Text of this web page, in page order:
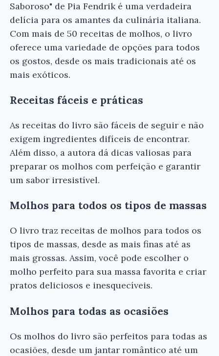
Saboroso" de Pia Fendrik é uma verdadeira
delícia para os amantes da culinária italiana.
Com mais de 50 receitas de molhos, o livro
oferece uma variedade de opções para todos
os gostos, desde os mais tradicionais até os
mais exóticos.
Receitas fáceis e práticas
As receitas do livro são fáceis de seguir e não
exigem ingredientes difíceis de encontrar.
Além disso, a autora dá dicas valiosas para
preparar os molhos com perfeição e garantir
um sabor irresistível.
Molhos para todos os tipos de massas
O livro traz receitas de molhos para todos os
tipos de massas, desde as mais finas até as
mais grossas. Assim, você pode escolher o
molho perfeito para sua massa favorita e criar
pratos deliciosos e inesquecíveis.
Molhos para todas as ocasiões
Os molhos do livro são perfeitos para todas as
ocasiões, desde um jantar romântico até um
×
que você tenha certeza de que o livro é bom
antes de comprar.